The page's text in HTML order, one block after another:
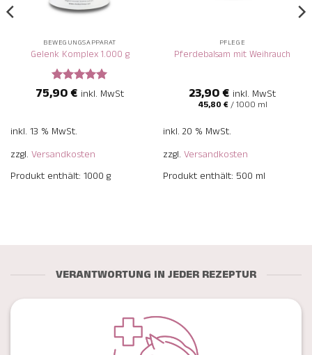
BEWEGUNGSAPPARAT
Gelenk Komplex 1.000 g
Bewertet
75,90€ inkl. MwSt
inkl. 13 % MwSt.
zzgl. Versandkosten
Produkt enthält: 1000 g
PFLEGE
Pferdebalsam mit Weihrauch
23,90€ inkl. MwSt
45,80 €/1000 ml
inkl. 20 % MwSt.
zzgl. Versandkosten
Produkt enthält: 500 ml
VERANTWORTUNG IN JEDER REZEPTUR